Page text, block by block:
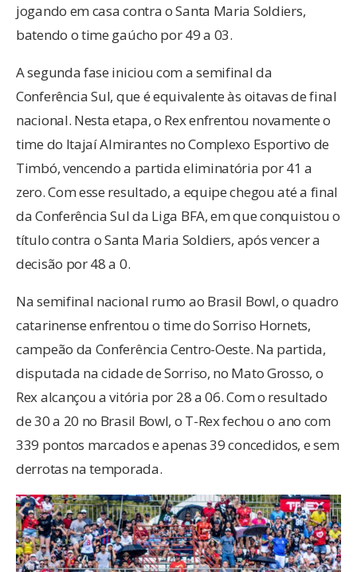
jogando em casa contra o Santa Maria Soldiers,
batendo o time gaúcho por 49 a 03.
A segunda fase iniciou com a semifinal da
Conferência Sul, que é equivalente às oitavas de final
nacional. Nesta etapa, o Rex enfrentou novamente o
time do Itajaí Almirantes no Complexo Esportivo de
Timbó, vencendo a partida eliminatória por 41 a
zero. Com esse resultado, a equipe chegou até a final
da Conferência Sul da Liga BFA, em que conquistou o
título contra o Santa Maria Soldiers, após vencer a
decisão por 48 a 0.
Na semifinal nacional rumo ao Brasil Bowl, o quadro
catarinense enfrentou o time do Sorriso Hornets,
campeão da Conferência Centro-Oeste. Na partida,
disputada na cidade de Sorriso, no Mato Grosso, o
Rex alcançou a vitória por 28 a 06. Com o resultado
de 30 a 20 no Brasil Bowl, o T-Rex fechou o ano com
339 pontos marcados e apenas 39 concedidos, e sem
derrotas na temporada.